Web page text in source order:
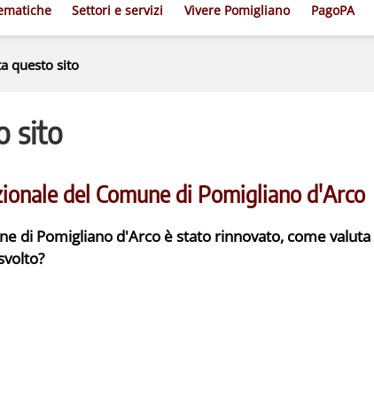
Settori e servizi Vivere Pomigliano PagoPA
questo sito
sito
del Comune di Pomigliano d'Arco
di Pomigliano d'Arco è stato rinnovato, come valuta